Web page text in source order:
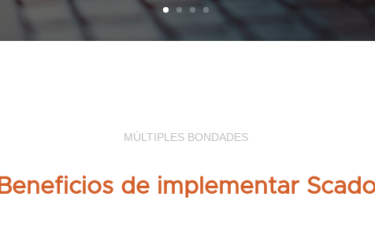
MÚLTIPLES BONDADES
Beneficios de implementar